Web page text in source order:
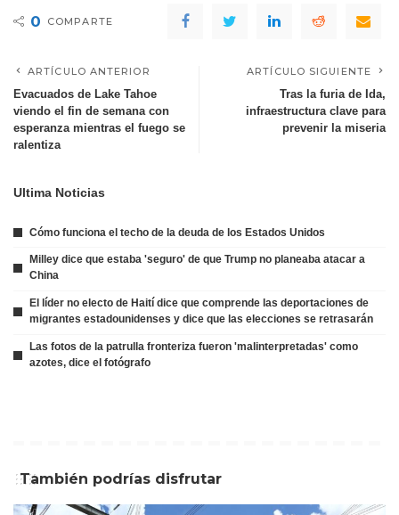
0 COMPARTE
ARTÍCULO ANTERIOR
Evacuados de Lake Tahoe
viendo el fin de semana con
esperanza mientras el fuego se
ralentiza
ARTÍCULO SIGUIENTE
Tras la furia de Ida,
infraestructura clave para
prevenir la miseria
Ultima Noticias
Cómo funciona el techo de la deuda de los Estados Unidos
Milley dice que estaba 'seguro' de que Trump no planeaba atacar a
China
El líder no electo de Haití dice que comprende las deportaciones de
migrantes estadounidenses y dice que las elecciones se retrasarán
Las fotos de la patrulla fronteriza fueron 'malinterpretadas' como
azotes, dice el fotógrafo
También podrías disfrutar